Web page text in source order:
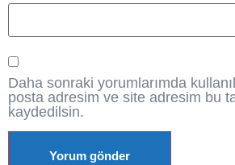
Daha sonraki yorumlarımda
posta adresim ve site adresim bu
kaydedilsin.